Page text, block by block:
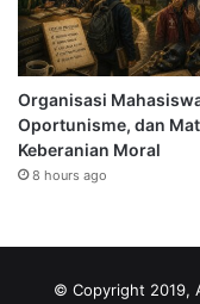
Organisasi
Oportunisme, dan
Keberanian Moral
8 hours ago
© Copyright 2019,